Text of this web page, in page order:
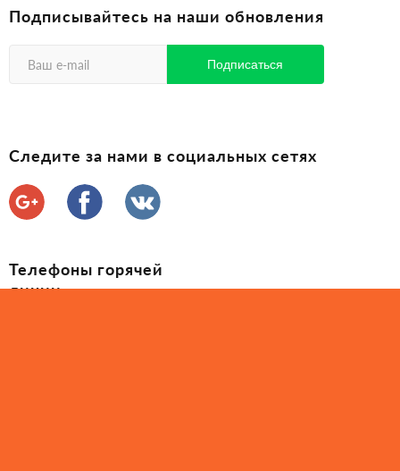
Подписывайтесь на наши обновления
Следите за нами в социальных сетях
Телефоны горячей
линии